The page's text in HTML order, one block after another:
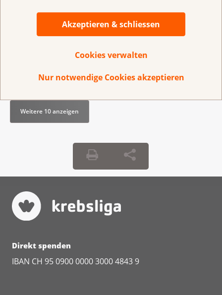
Akzeptieren & schliessen
Cookies verwalten
Nur notwendige Cookies akzeptieren
Medienmitteilung
Krebs und Taggeldversicherung:
Unsichtbare Hürden beim Zugang zur
Weitere 10 anzeigen
Direkt spenden
IBAN CH 95 0900 0000 3000 4843 9